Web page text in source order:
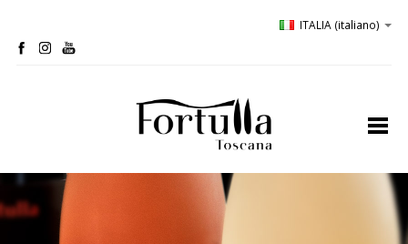
ITALIA (italiano)
home
profilo